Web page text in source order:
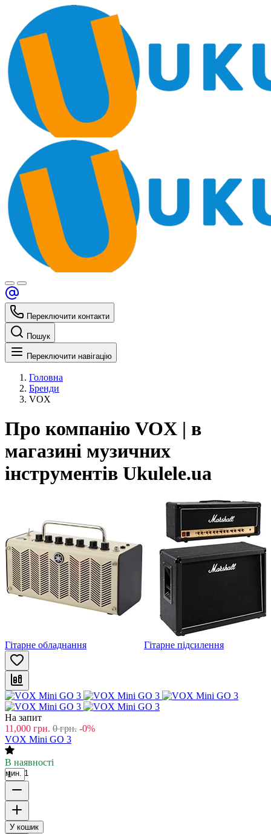
Переключити контакти
Пошук
Переключити навігацію
Головна
Бренди
VOX
Про компанію VOX | в
магазині музичних
інструментів Ukulele.ua
Гітарне обладнання Гітарне підсилення
На запит
11,000 грн. 0 грн. -0%
VOX Mini GO 3
В наявності
мин. 1
У кошик